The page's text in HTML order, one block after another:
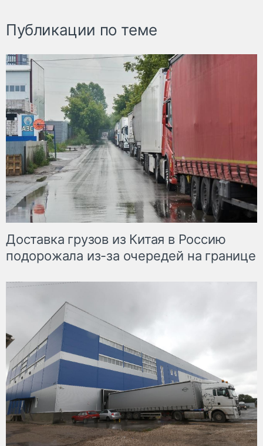
Публикации по теме
Доставка грузов из Китая в Россию
подорожала из-за очередей на границе